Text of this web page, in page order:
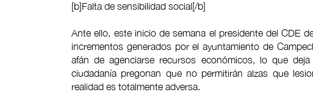
[b]Falta de sensibilidad social[/b]
Ante ello, este inicio de semana el presidente del CDE
incrementos generados por el ayuntamiento de
afán de agenciarse recursos económicos, lo que
ciudadanía pregonan que no permitirán alzas que
realidad es totalmente adversa.